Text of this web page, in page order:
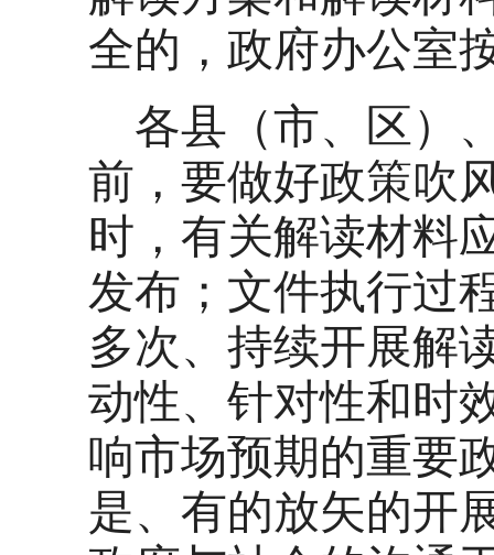
全的，政府办公室
各县（市、区）
前，要做好政策吹
时，有关解读材料
发布；文件执行过
多次、持续开展解
动性、针对性和时
响市场预期的重要
是、有的放矢的开